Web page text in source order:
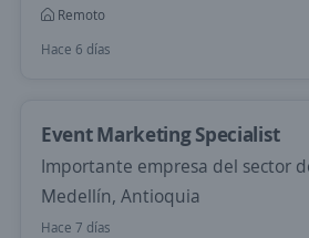
Remoto
Hace 6 días
Event Marketing Specialist
Importante empresa del sector
Medellín, Antioquia
Hace 7 días